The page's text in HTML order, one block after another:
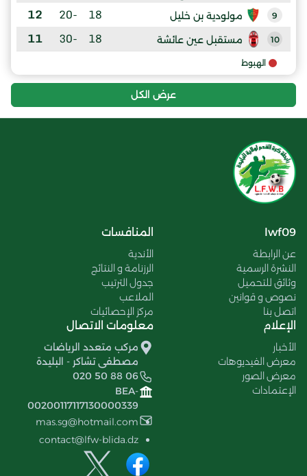
9 مولودية بن خليل 18
-20
12
10 مستقبل عين عائشة 18
-30
11
الهبوط
عرض الكل
lwf09
عن الرابطة
النشرة الرسمية
وثائق للتحميل
نصوص و قوانين
اتصل بنا
المنافسات
الأندية
الرزنامة و النتائج
جدول الترتيب
الملاعب
مركز الإحصائيات
الإعلام
الأخبار
معرض الفيديوهات
معرض الصور
الإعتمادات
معلومات الاتصال
مركب متعدد الرياضات
مصطفى تشاكر - البليدة
020 50 88 06
BEA-
00200117117130000339
mas.sg@hotmail.com
contact@lfw-blida.dz